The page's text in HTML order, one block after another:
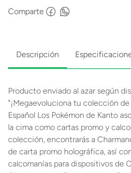
Comparte
Descripción
Producto enviado al azar según
"¡Megaevoluciona tu colección
Español Los Pokémon de Kanto
la cima como cartas promo y
colección, encontrarás a
de carta promo holográfica, así
calcomanías para dispositivos de